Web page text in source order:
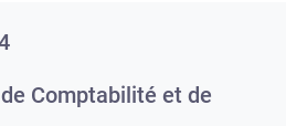
Comptabilité et de